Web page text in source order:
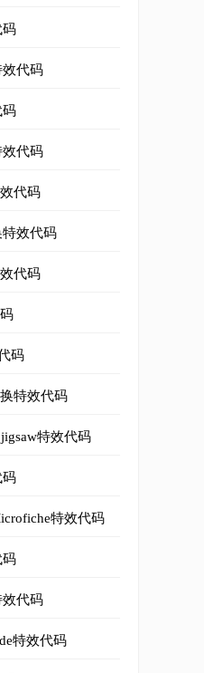
欧美各大戏剧节，倍受好评的世界
，数万观众从头笑到尾荷尔蒙贲张
-
件新相声作品早已成为观众期待
京驻场第二轮演出再次火爆来袭
码
代码
码
代码
代码
效代码
代码
码
特效代码
特效代码
码
特效代码
码
代码
特效代码